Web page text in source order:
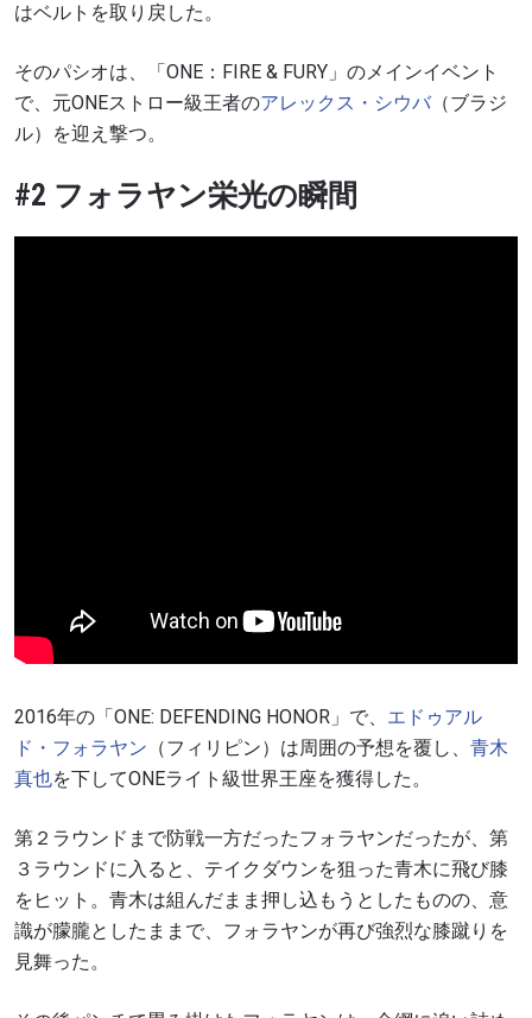
はベルトを取り戻した。
そのパシオは、「 ONE ： FIRE & FURY 」のメインイベント
で、元ONEストロー級王者のアレックス・ シウバ（ブラジ
ル）を迎え撃つ。
#2 フォラヤン栄光の瞬間
2016年の「 ONE: DEFENDING HONOR 」で、 エドゥアル
ド・ フォラヤン （フィリピン）は周囲の予想を覆し、 青木
真也を下してONEライト級世界王座を獲得した。
第２ラウンドまで防戦一方だったフォラヤンだったが、第
３ラウンドに入ると、テイクダウンを狙った青木に飛び膝
をヒット。青木は組んだまま押し込もうとしたものの、意
識が朦朧としたままで、フォラヤンが再び強烈な膝蹴りを
見舞った。